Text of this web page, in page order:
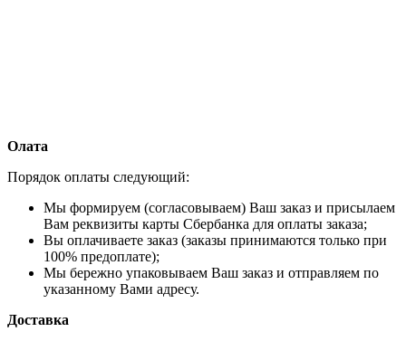
Олата
Порядок оплаты следующий:
Мы формируем (согласовываем) Ваш заказ и присылаем
Вам реквизиты карты Сбербанка для оплаты заказа;
Вы оплачиваете заказ (заказы принимаются только при
100% предоплате);
Мы бережно упаковываем Ваш заказ и отправляем по
указанному Вами адресу.
Доставка